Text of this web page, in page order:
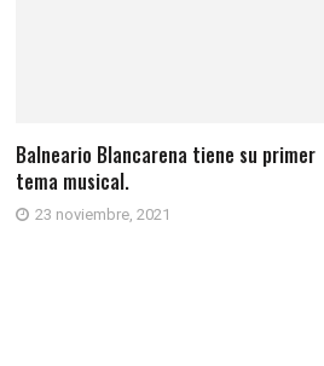
Balneario Blancarena tiene su primer
tema musical.
23 noviembre, 2021